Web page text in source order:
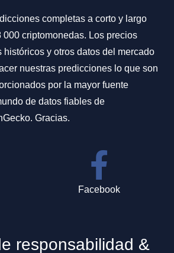
completas a corto y largo
000 criptomonedas. Los precios
históricos y otros datos del mercado
nuestras predicciones lo que son
por la mayor fuente
de datos fiables de
Gracias.
Facebook
responsabilidad &